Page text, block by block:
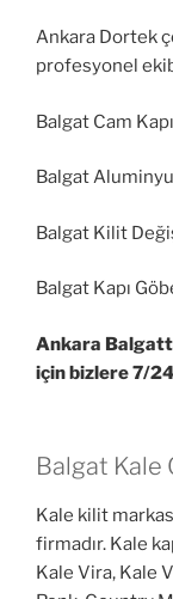
Ankara Dortek
profesyonel
Balgat Cam
Balgat
Balgat Kilit
Balgat Kapı
Ankara
için bizlere 7/
Balgat Kale
Kale kilit
firmadır. Kale
Kale Vira, Kale